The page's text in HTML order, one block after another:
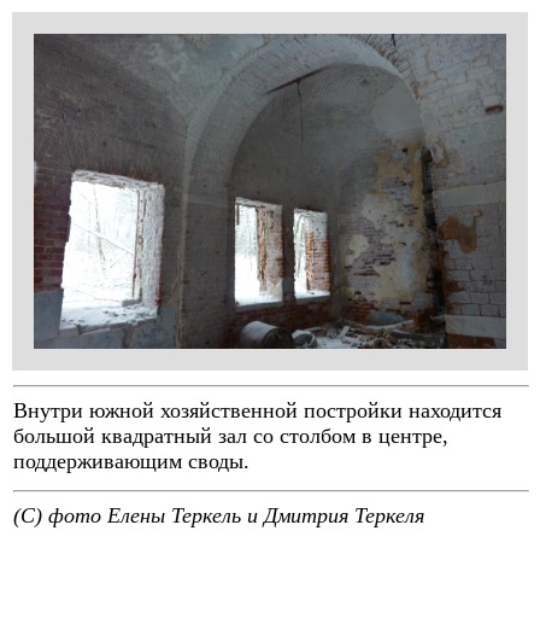
Внутри южной хозяйственной постройки находится
большой квадратный зал со столбом в центре,
поддерживающим своды.
(C) фото Елены Теркель и Дмитрия Теркеля